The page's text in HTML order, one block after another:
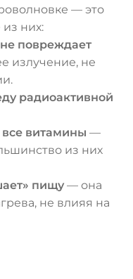
— это
них:
повреждает
излучение, не
радиоактивной
витамины —
из них
пищу — она
не влияя на